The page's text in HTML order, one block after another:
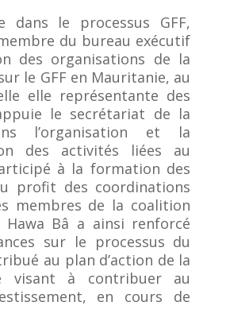
dans le processus GFF,
du bureau exécutif
des organisations de la
le GFF en Mauritanie, au
elle représentante des
le secrétariat de la
l’organisation et la
des activités liées au
à la formation des
profit des coordinations
membres de la coalition
Hawa Bâ a ainsi renforcé
sur le processus du
au plan d’action de la
visant à contribuer au
en cours de